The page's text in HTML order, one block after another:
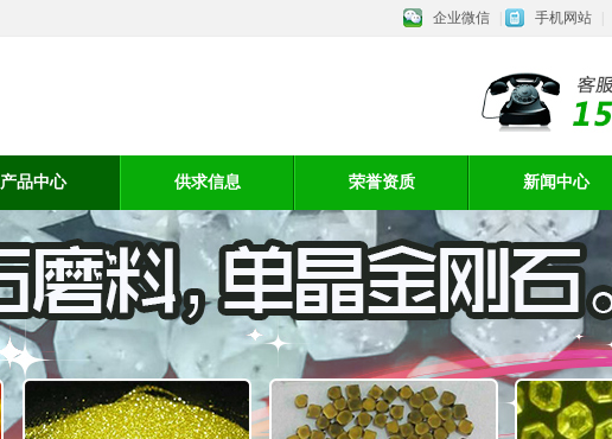
企业微信 手机网站
产品中心 供求信息 荣誉资质 新闻中心